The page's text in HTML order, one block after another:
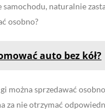
samochodu, naturalnie
osobno?
auto bez kół?
można sprzedawać
za nie otrzymać